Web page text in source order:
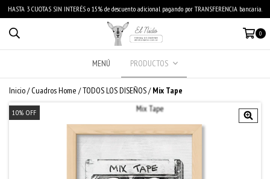
HASTA 3 CUOTAS SIN INTERÉS o 15% de descuento adicional pagando por TRANSFERENCIA bancaria.
0
MENÚ PRODUCTOS
Inicio/ Cuadros Home /TODOS LOS DISEÑOS/ Mix Tape
10% OFF